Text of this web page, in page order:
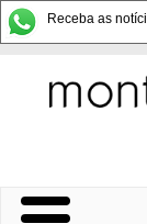
Receba as